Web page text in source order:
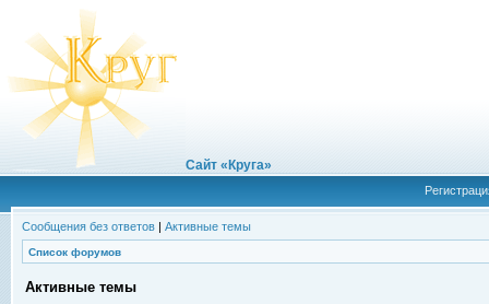
Сайт «Круга»
Сообщения без ответов | Активные темы
Список форумов
Активные темы